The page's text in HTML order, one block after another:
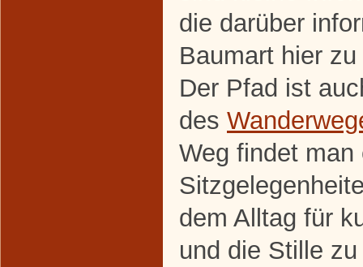
die darüber
Baumart hier
Der Pfad ist
des
Weg findet
dem Alltag für
und die Stille